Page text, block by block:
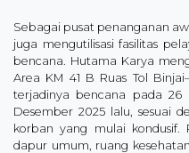
Sebagai pusat penanganan
juga mengutilisasi fasilitas
bencana. Hutama Karya
Area KM 41 B Ruas Tol
terjadinya bencana pada
Desember 2025 lalu, sesuai
korban yang mulai kondusif.
dapur umum, ruang